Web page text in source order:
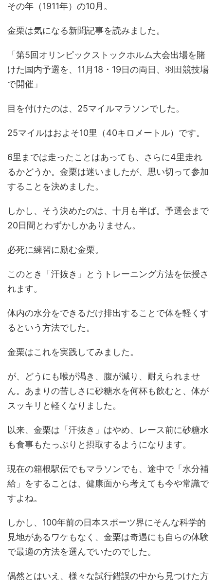
その年（1911年）の10月。
金栗は気になる新聞記事を読みました。
「第5回オリンピックストックホルム大会出場を賭
けた国内予選を、11月18・19日の両日、羽田競技場
で開催」
目を付けたのは、25マイルマラソンでした。
25マイルはおよそ10里（40キロメートル）です。
6里までは走ったことはあっても、さらに4里走れ
るかどうか。金栗は迷いましたが、思い切って参加
することを決めました。
しかし、そう決めたのは、十月も半ば。予選会まで
20日間とわずかしかありません。
必死に練習に励む金栗。
このとき「汗抜き」とうトレーニング方法を伝授さ
れます。
体内の水分をできるだけ排出することで体を軽くす
るという方法でした。
金栗はこれを実践してみました。
が、どうにも喉が渇き、腹が減り、耐えられませ
ん。あまりの苦しさに砂糖水を何杯も飲むと、体が
スッキリと軽くなりました。
以来、金栗は「汗抜き」はやめ、レース前に砂糖水
も食事もたっぷりと摂取するようになります。
現在の箱根駅伝でもマラソンでも、途中で「水分補
給」をすることは、健康面から考えても今や常識で
すよね。
しかし、100年前の日本スポーツ界にそんな科学的
見地があるワケもなく、金栗は奇遇にも自らの体験
で最適の方法を選んでいたのでした。
偶然とはいえ、様々な試行錯誤の中から見つけた方